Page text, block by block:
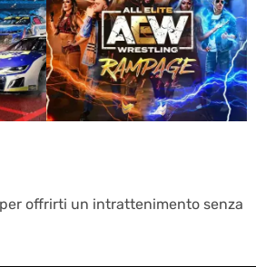
offrirti un intrattenimento senza